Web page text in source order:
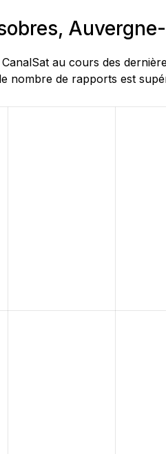
au cours des
de rapports est